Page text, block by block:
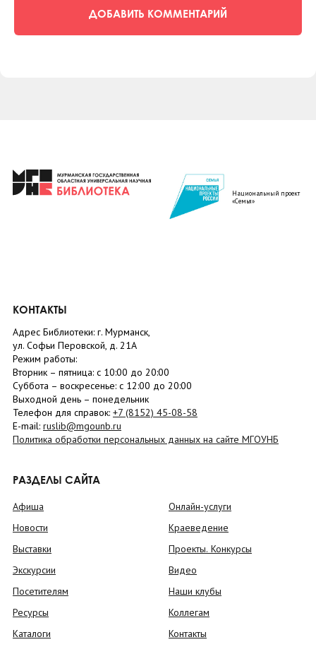
ДОБАВИТЬ КОММЕНТАРИЙ
Национальный проект
«Семья»
КОНТАКТЫ
Адрес Библиотеки: г. Мурманск,
ул. Софьи Перовской, д. 21А
Режим работы:
Вторник – пятница: с 10:00 до 20:00
Суббота – воскресенье: c 12:00 до 20:00
Выходной день – понедельник
Телефон для справок: +7 (8152) 45-08-58
E-mail: ruslib@mgounb.ru
Политика обработки персональных данных на сайте МГОУНБ
РАЗДЕЛЫ САЙТА
Афиша
Новости
Выставки
Экскурсии
Посетителям
Ресурсы
Каталоги
Онлайн-услуги
Краеведение
Проекты. Конкурсы
Видео
Наши клубы
Коллегам
Контакты